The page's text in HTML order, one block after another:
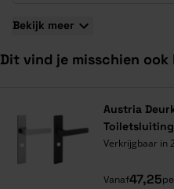
Bekijk meer
Dit vind je misschien ook
Austria
Toiletsluiting
Verkrijgbaar in
Vanaf47,25